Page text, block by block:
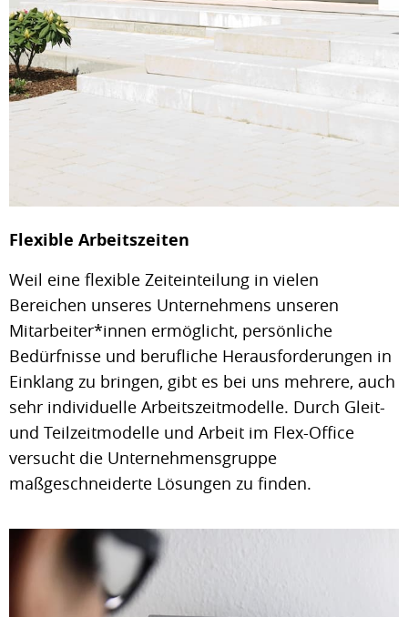
Flexible Arbeitszeiten
Weil eine flexible Zeiteinteilung in vielen
Bereichen unseres Unternehmens unseren
Mitarbeiter*innen ermöglicht, persönliche
Bedürfnisse und berufliche Herausforderungen in
Einklang zu bringen, gibt es bei uns mehrere, auch
sehr individuelle Arbeitszeitmodelle. Durch Gleit-
und Teilzeitmodelle und Arbeit im Flex-Office
versucht die Unternehmensgruppe
maßgeschneiderte Lösungen zu finden.